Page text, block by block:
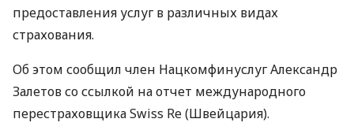
предоставления услуг в различных видах
страхования.
Об этом сообщил член Нацкомфинуслуг Александр
Залетов со ссылкой на отчет международного
перестраховщика Swiss Re (Швейцария).